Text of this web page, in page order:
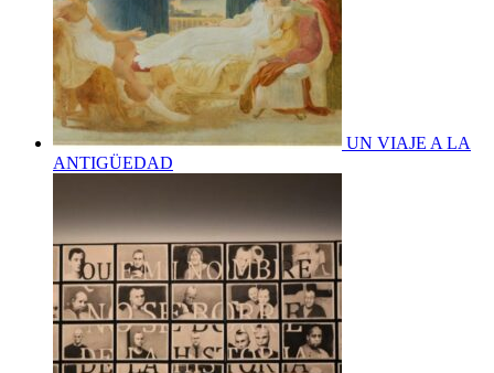
UN VIAJE A LA
ANTIGÜEDAD